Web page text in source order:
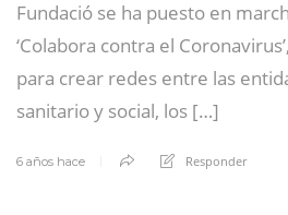
Fundació se ha puesto en
‘Colabora contra el
para crear redes entre las
sanitario y social, los […]
6 años hace Responder